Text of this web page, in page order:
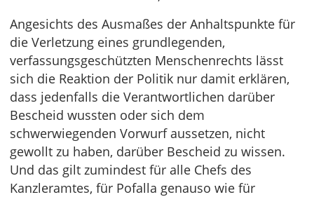
Angesichts des Ausmaßes der Anhaltspunkte für
die Verletzung eines grundlegenden,
verfassungsgeschützten Menschenrechts lässt
sich die Reaktion der Politik nur damit erklären,
dass jedenfalls die Verantwortlichen darüber
Bescheid wussten oder sich dem
schwerwiegenden Vorwurf aussetzen, nicht
gewollt zu haben, darüber Bescheid zu wissen.
Und das gilt zumindest für alle Chefs des
Kanzleramtes, für Pofalla genauso wie für